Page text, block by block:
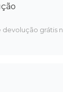
grátis